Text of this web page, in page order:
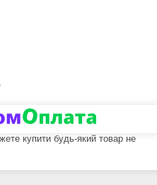
купити будь-який товар не